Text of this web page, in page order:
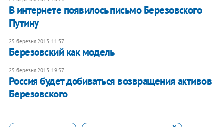
В интернете появилось письмо Березовского
Путину
25 березня 2013, 11:37
Березовский как модель
25 березня 2013, 19:57
Россия будет добиваться возвращения активов
Березовского